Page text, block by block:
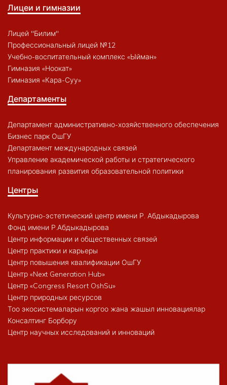
Лицеи и гимназии
Лицей "Билим"
Профессиональный лицей №12
Учебно-воспитательный комплекс «Ыйман»
Гимназия «Ноокат»
Гимназия «Кара-Суу»
Департаменты
Департамент административно-хозяйственного обеспечения
Бизнес парк ОшГУ
Департамент международных связей
Управление академической работы и стратегического
планирования развития образовательной политики
Центры
Культурно-эстетический центр имени Р. Абдыкадырова
Фонд имени Р.Абдыкадырова
Центр информации и общественных связей
Центр практики и карьеры
Центр повышения квалификации ОшГУ
Центр «Next Generation Hub»
Центр «Congress Resort OshSu»
Центр природных ресурсов
Тоо экосистемаларын коргоо жана жашыл инновациялар
Консалтинг Борбору
Центр научных исследований и инноваций